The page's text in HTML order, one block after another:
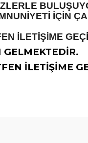
İÇİN
İLETİŞİME
GELMEKTEDİR.
İLETİŞİME